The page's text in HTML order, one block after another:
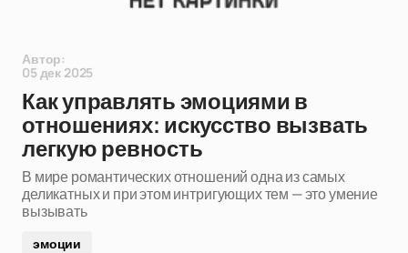
Автор:
05 дек 2025
Как управлять эмоциями в
отношениях: искусство вызвать
легкую ревность
В мире романтических отношений одна из самых
деликатных и при этом интригующих тем — это умение
вызывать
эмоции